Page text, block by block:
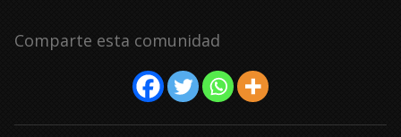
Comparte esta comunidad